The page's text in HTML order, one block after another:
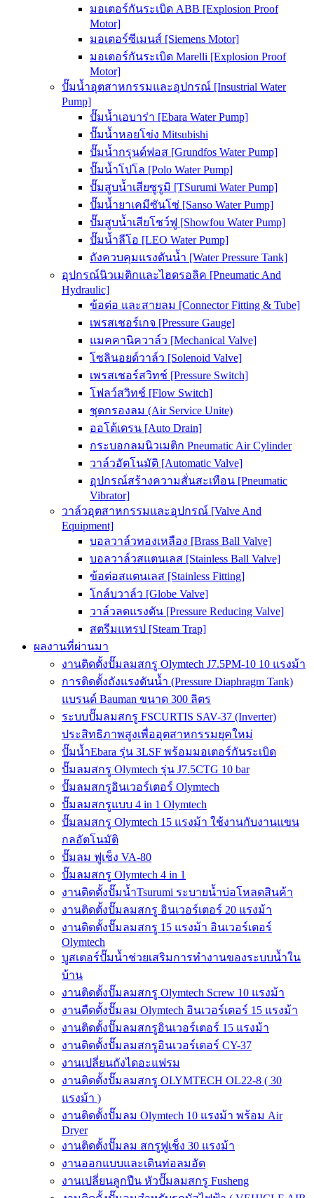
มอเตอร์กันระเบิด ABB [Explosion Proof
Motor]
มอเตอร์ซีเมนส์ [Siemens Motor]
มอเตอร์กันระเบิด Marelli [Explosion Proof
Motor]
ปั๊มน้ำอุตสาหกรรมและอุปกรณ์ [Insustrial Water
Pump]
ปั๊มน้ำเอบาร่า [Ebara Water Pump]
ปั๊มน้ำหอยโข่ง Mitsubishi
ปั๊มน้ำกรุนด์ฟอส [Grundfos Water Pump]
ปั๊มน้ำโปโล [Polo Water Pump]
ปั๊มสูบน้ำเสียซูรูมิ [TSurumi Water Pump]
ปั๊มน้ำยาเคมีซันโซ่ [Sanso Water Pump]
ปั๊มสูบน้ำเสียโชว์ฟู [Showfou Water Pump]
ปั๊มน้ำลีโอ [LEO Water Pump]
ถังควบคุมแรงดันน้ำ [Water Pressure Tank]
อุปกรณ์นิวเมติกและไฮดรอลิค [Pneumatic And
Hydraulic]
ข้อต่อ และสายลม [Connector Fitting & Tube]
เพรสเชอร์เกจ [Pressure Gauge]
แมคคานิควาล์ว [Mechanical Valve]
โซลินอยด์วาล์ว [Solenoid Valve]
เพรสเชอร์สวิทช์ [Pressure Switch]
โฟลว์สวิทช์ [Flow Switch]
ชุดกรองลม (Air Service Unite)
ออโต้เดรน [Auto Drain]
กระบอกลมนิวเมติก Pneumatic Air Cylinder
วาล์วอัตโนมัติ [Automatic Valve]
อุปกรณ์สร้างความสั่นสะเทือน [Pneumatic
Vibrator]
วาล์วอุตสาหกรรมและอุปกรณ์ [Valve And
Equipment]
บอลวาล์วทองเหลือง [Brass Ball Valve]
บอลวาล์วสแตนเลส [Stainless Ball Valve]
ข้อต่อสแตนเลส [Stainless Fitting]
โกล์บวาล์ว [Globe Valve]
วาล์วลดแรงดัน [Pressure Reducing Valve]
สตรีมแทรป [Steam Trap]
ผลงานที่ผ่านมา
งานติดตั้งปั๊มลมสกรู Olymtech J7.5PM-10 10 แรงม้า
การติดตั้งถังแรงดันน้ำ (Pressure Diaphragm Tank)
แบรนด์ Bauman ขนาด 300 ลิตร
ระบบปั๊มลมสกรู FSCURTIS SAV-37 (Inverter)
ประสิทธิภาพสูงเพื่ออุตสาหกรรมยุคใหม่
ปั๊มน้ำEbara รุ่น 3LSF พร้อมมอเตอร์กันระเบิด
ปั๊มลมสกรู Olymtech รุ่น J7.5CTG 10 bar
ปั๊มลมสกรูอินเวอร์เตอร์ Olymtech
ปั๊มลมสกรูแบบ 4 in 1 Olymtech
ปั๊มลมสกรู Olymtech 15 แรงม้า ใช้งานกับงานแขน
กลอัตโนมัติ
ปั๊มลม ฟูเช็ง VA-80
ปั๊มลมสกรู Olymtech 4 in 1
งานติดตั้งปั๊มน้ำTsurumi ระบายน้ำบ่อโหลดสินค้า
งานติดตั้งปั๊มลมสกรู อินเวอร์เตอร์ 20 แรงม้า
งานติดตั้งปั๊มลมสกรู 15 แรงม้า อินเวอร์เตอร์
Olymtech
บูสเตอร์ปั๊มน้ำช่วยเสริมการทำงานของระบบน้ำใน
บ้าน
งานติดตั้งปั๊มลมสกรู Olymtech Screw 10 แรงม้า
งานตืดตั้งปั๊มลม Olymtech อินเวอร์เตอร์ 15 แรงม้า
งานติดตั้งปั๊มลมสกรูอินเวอร์เตอร์ 15 แรงม้า
งานติดตั้งปั๊มลมสกรูอินเวอร์เตอร์ CY-37
งานเปลี่ยนถังไดอะแฟรม
งานติดตั้งปั๊มลมสกรู OLYMTECH OL22-8 ( 30
แรงม้า )
งานติดตั้งปั๊มลม Olymtech 10 แรงม้า พร้อม Air
Dryer
งานติดตั้งปั๊มลม สกรูฟูเช็ง 30 แรงม้า
งานออกแบบและเดินท่อลมอัด
งานเปลี่ยนลูกปืน หัวปั๊มลมสกรู Fusheng